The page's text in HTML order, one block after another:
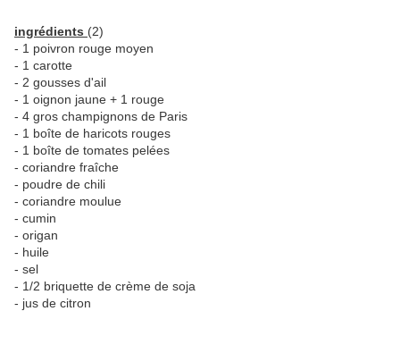
ingrédients (2)
- 1 poivron rouge moyen
- 1 carotte
- 2 gousses d'ail
- 1 oignon jaune + 1 rouge
- 4 gros champignons de Paris
- 1 boîte de haricots rouges
- 1 boîte de tomates pelées
- coriandre fraîche
- poudre de chili
- coriandre moulue
- cumin
- origan
- huile
- sel
- 1/2 briquette de crème de soja
- jus de citron